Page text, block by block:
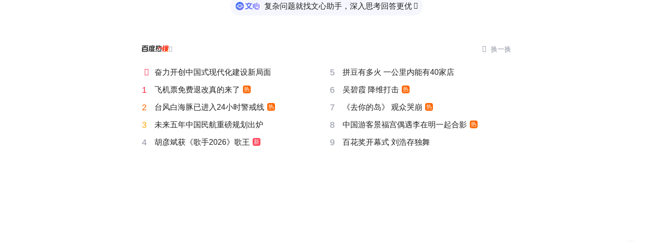
复杂问题就找文心助手，深入思考回答更优 
  换一换
 奋力开创中国式现代化建设新局面 5 拼豆有多火 一公里内能有40家店
1 飞机票免费退改真的来了 热 6 吴碧霞 降维打击 热
2 台风白海豚已进入24小时警戒线 热 7 《去你的岛》 观众哭崩 热
3 未来五年中国民航重磅规划出炉 8 中国游客景福宫偶遇李在明一起合影 热
4 胡彦斌获《歌手2026》歌王 新 9 百花奖开幕式 刘浩存独舞